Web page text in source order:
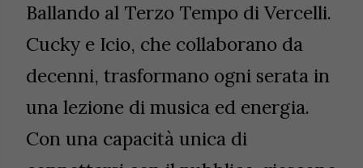
Ballando al Terzo Tempo di Vercelli.
Cucky e Icio, che collaborano da
decenni, trasformano ogni serata in
una lezione di musica ed energia.
Con una capacità unica di